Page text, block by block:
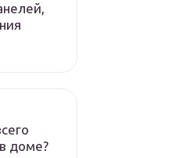
доме?